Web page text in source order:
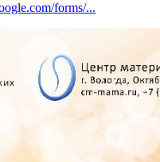
forms/...